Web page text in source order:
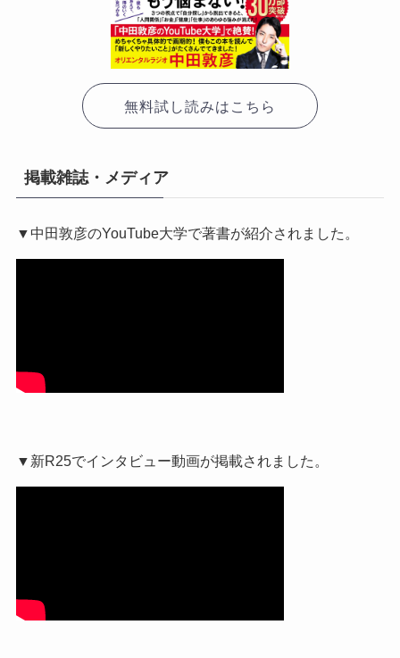
無料試し読みはこちら
掲載雑誌・メディア
▼中田敦彦のYouTube大学で著書が紹介されました。
▼新R25でインタビュー動画が掲載されました。